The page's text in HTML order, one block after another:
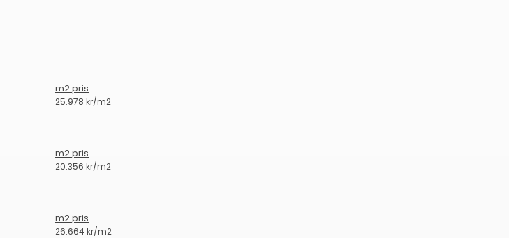
m2 pris
25.978 kr/m2
m2 pris
20.356 kr/m2
m2 pris
26.664 kr/m2